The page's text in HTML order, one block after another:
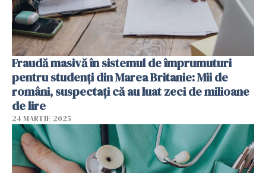
Fraudă masivă în sistemul de împrumuturi
pentru studenți din Marea Britanie: Mii de
români, suspectați că au luat zeci de milioane
de lire
24 MARTIE 2025